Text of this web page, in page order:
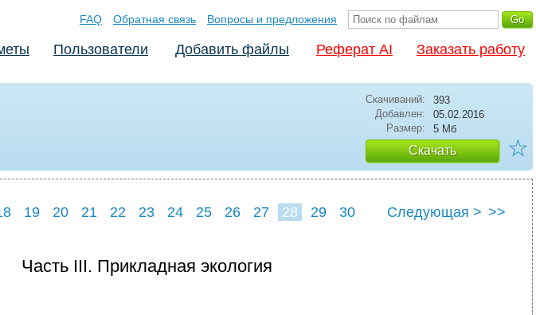
FAQ Обратная связь Вопросы и предложения
Пользователи Добавить файлы Реферат AI Заказать работу
Скачиваний:
393
Добавлен:
05.02.2016
Размер:
5 Мб
Скачать ☆
19 20 21 22 23 24 25 26 27 28 29 30 Следующая > >>
Часть III. Прикладная экология